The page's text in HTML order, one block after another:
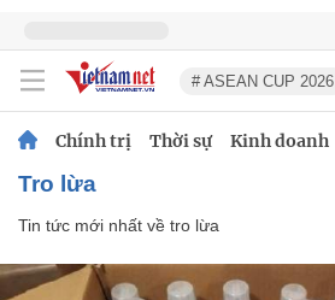
# ASEAN CUP 2026
Chính trị Thời sự Kinh doanh
tro lừa
Tin tức mới nhất về tro lừa